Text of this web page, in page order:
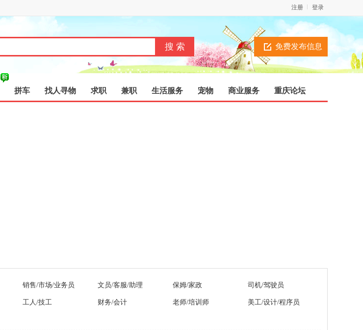
登录
注册
免费发布信息
拼车 找人寻物 求职 兼职 生活服务 宠物 商业服务 重庆论坛
销售/市场/业务员 文员/客服/助理 保姆/家政 司机/驾驶员
工人/技工 财务/会计 老师/培训师 美工/设计/程序员